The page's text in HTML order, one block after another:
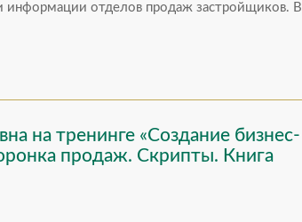
информации отделов продаж застройщиков. В
на тренинге «Создание бизнес-
продаж. Скрипты. Книга